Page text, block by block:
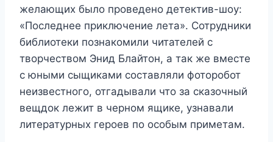
желающих было проведено детектив-шоу:
«Последнее приключение лета». Сотрудники
библиотеки познакомили читателей с
творчеством Энид Блайтон, а так же вместе
с юными сыщиками составляли фоторобот
неизвестного, отгадывали что за сказочный
вещдок лежит в черном ящике, узнавали
литературных героев по особым приметам.